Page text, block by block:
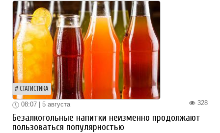
СТАТИСТИКА
328
08:07 | 5 августа
Безалкогольные напитки неизменно продолжают
пользоваться популярностью